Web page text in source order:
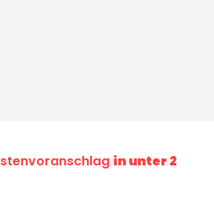
in unter 2